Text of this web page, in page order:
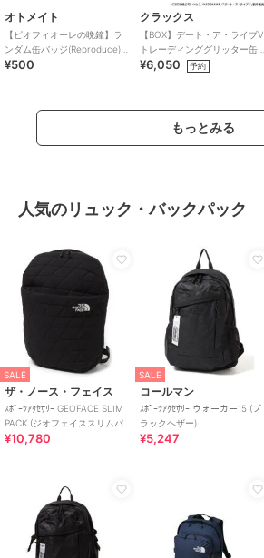
オトメイト
【ピオフィオーレの晩鐘】ラ
ンダム缶バッジ(Reproduce)
（ランダム全5種）
¥500
クラックス
【BOX】デート・ア・ライブV
トレーディンググリッター缶
バッジ ゴシックドール
¥6,050 予約
もっとみる
人気のリュック・バックパック
SALE
ザ・ノース・フェイス
ｽﾎﾟｰﾂｱｸｾｻﾘｰ GEOFACE SLIM
PACK (ジオフェイススリムパ
ック)
¥10,780
SALE
コールマン
ｽﾎﾟｰﾂｱｸｾｻﾘｰ ウォーカー15 (ブ
ラックヘザー)
¥5,247